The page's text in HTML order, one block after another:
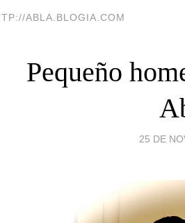
ABLA.BLOGIA.COM
Pequeño
25 DE